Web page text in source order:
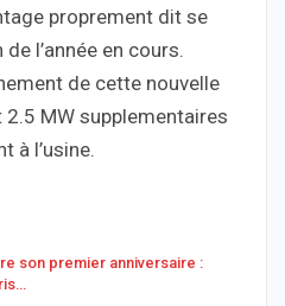
proprement dit se
l’année en cours.
de cette nouvelle
MW supplementaires
à l’usine.
son premier anniversaire :